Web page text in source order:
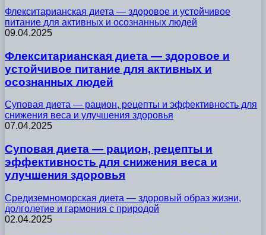
Флекситарианская диета — здоровое и устойчивое
питание для активных и осознанных людей
09.04.2025
Флекситарианская диета — здоровое и
устойчивое питание для активных и
осознанных людей
Суповая диета — рацион, рецепты и эффективность для
снижения веса и улучшения здоровья
07.04.2025
Суповая диета — рацион, рецепты и
эффективность для снижения веса и
улучшения здоровья
Средиземноморская диета — здоровый образ жизни,
долголетие и гармония с природой
02.04.2025